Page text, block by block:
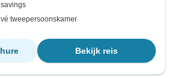
tweepersoonskamer
Bekijk reis